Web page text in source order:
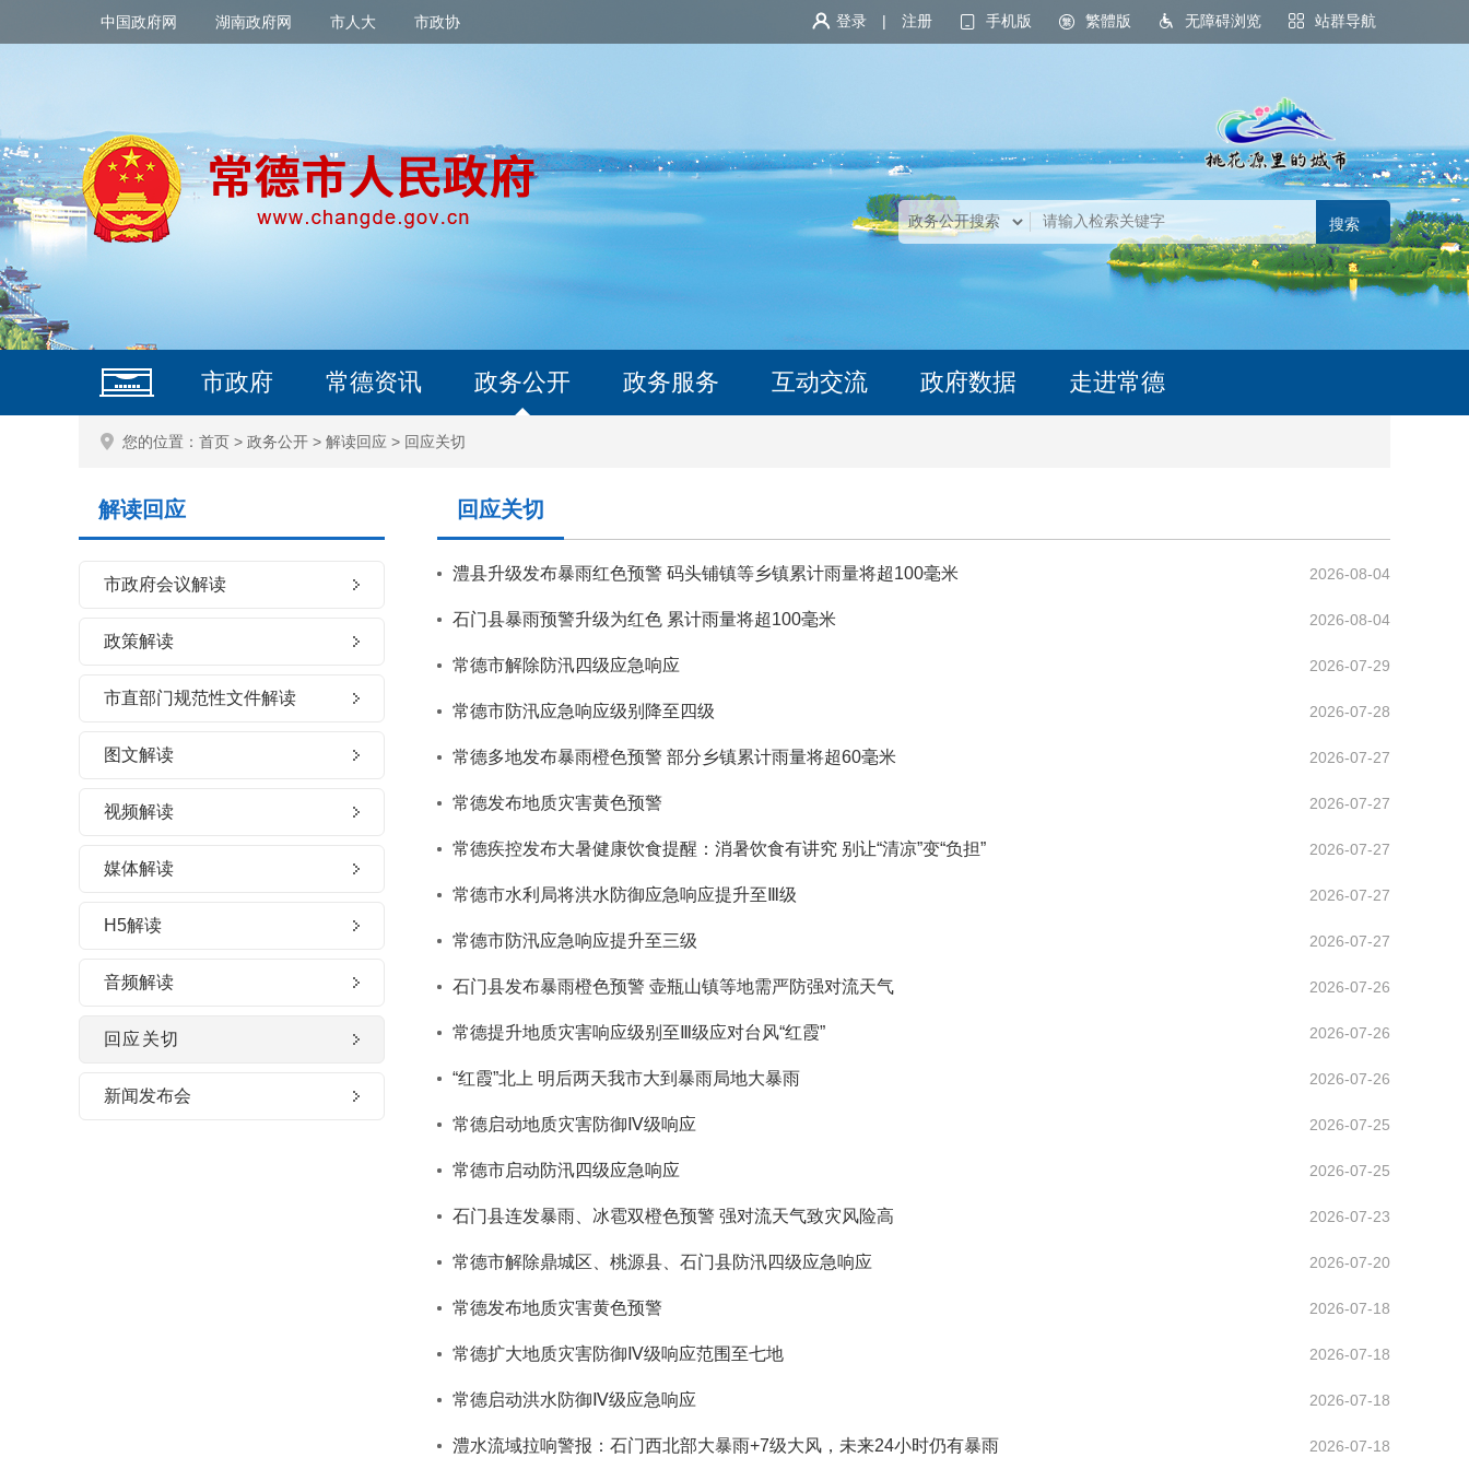
中国政府网 湖南政府网 市人大 市政协 登录 | 注册 手机版 繁體版 无障碍浏览 站群导航
市政府 常德资讯 政务公开 政务服务 互动交流 政府数据 走进常德
您的位置： 首页 > 政务公开 > 解读回应 > 回应关切
解读回应
市政府会议解读
政策解读
市直部门规范性文件解读
图文解读
视频解读
媒体解读
H5解读
音频解读
回应关切
新闻发布会
回应关切
澧县升级发布暴雨红色预警 码头铺镇等乡镇累计雨量将超100毫米 2026-08-04
石门县暴雨预警升级为红色 累计雨量将超100毫米 2026-08-04
常德市解除防汛四级应急响应 2026-07-29
常德市防汛应急响应级别降至四级 2026-07-28
常德多地发布暴雨橙色预警 部分乡镇累计雨量将超60毫米 2026-07-27
常德发布地质灾害黄色预警 2026-07-27
常德疾控发布大暑健康饮食提醒：消暑饮食有讲究 别让“清凉”变“负担” 2026-07-27
常德市水利局将洪水防御应急响应提升至Ⅲ级 2026-07-27
常德市防汛应急响应提升至三级 2026-07-27
石门县发布暴雨橙色预警 壶瓶山镇等地需严防强对流天气 2026-07-26
常德提升地质灾害响应级别至Ⅲ级应对台风“红霞” 2026-07-26
“红霞”北上 明后两天我市大到暴雨局地大暴雨 2026-07-26
常德启动地质灾害防御Ⅳ级响应 2026-07-25
常德市启动防汛四级应急响应 2026-07-25
石门县连发暴雨、冰雹双橙色预警 强对流天气致灾风险高 2026-07-23
常德市解除鼎城区、桃源县、石门县防汛四级应急响应 2026-07-20
常德发布地质灾害黄色预警 2026-07-18
常德扩大地质灾害防御Ⅳ级响应范围至七地 2026-07-18
常德启动洪水防御Ⅳ级应急响应 2026-07-18
澧水流域拉响警报：石门西北部大暴雨+7级大风，未来24小时仍有暴雨 2026-07-18